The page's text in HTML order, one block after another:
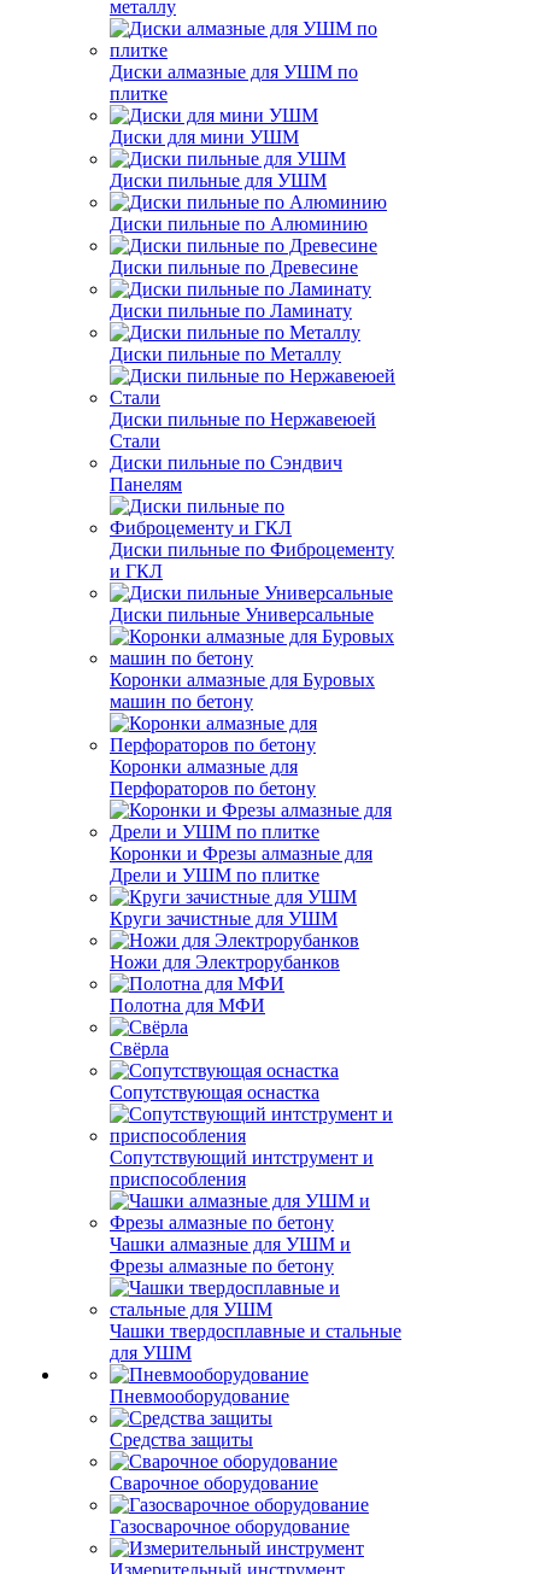
металлу
Диски алмазные для УШМ по
плитке
Диски для мини УШМ
Диски пильные для УШМ
Диски пильные по Алюминию
Диски пильные по Древесине
Диски пильные по Ламинату
Диски пильные по Металлу
Диски пильные по Нержавеюей
Стали
Диски пильные по Сэндвич
Панелям
Диски пильные по Фиброцементу
и ГКЛ
Диски пильные Универсальные
Коронки алмазные для Буровых
машин по бетону
Коронки алмазные для
Перфораторов по бетону
Коронки и Фрезы алмазные для
Дрели и УШМ по плитке
Круги зачистные для УШМ
Ножи для Электрорубанков
Полотна для МФИ
Свёрла
Сопутствующая оснастка
Сопутствующий интструмент и
приспособления
Чашки алмазные для УШМ и
Фрезы алмазные по бетону
Чашки твердосплавные и стальные
для УШМ
Пневмооборудование
Средства защиты
Сварочное оборудование
Газосварочное оборудование
Измерительный инструмент